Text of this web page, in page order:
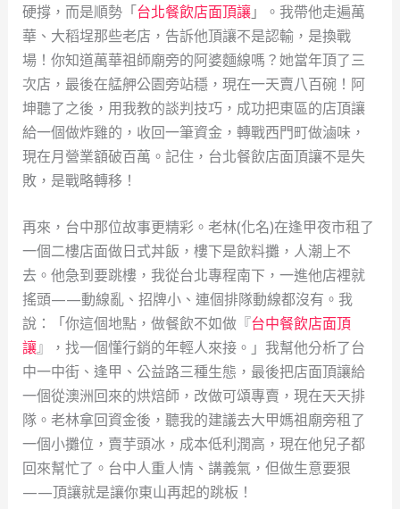
硬撐，而是順勢「台北餐飲店面頂讓」。我帶他走遍萬
華、大稻埕那些老店，告訴他頂讓不是認輸，是換戰
場！你知道萬華祖師廟旁的阿婆麵線嗎？她當年頂了三
次店，最後在艋舺公園旁站穩，現在一天賣八百碗！阿
坤聽了之後，用我教的談判技巧，成功把東區的店頂讓
給一個做炸雞的，收回一筆資金，轉戰西門町做滷味，
現在月營業額破百萬。記住，台北餐飲店面頂讓不是失
敗，是戰略轉移！
再來，台中那位故事更精彩。老林(化名)在逢甲夜市租了
一個二樓店面做日式丼飯，樓下是飲料攤，人潮上不
去。他急到要跳樓，我從台北專程南下，一進他店裡就
搖頭——動線亂、招牌小、連個排隊動線都沒有。我
說：「你這個地點，做餐飲不如做『台中餐飲店面頂
讓』，找一個懂行銷的年輕人來接。」我幫他分析了台
中一中街、逢甲、公益路三種生態，最後把店面頂讓給
一個從澳洲回來的烘焙師，改做可頌專賣，現在天天排
隊。老林拿回資金後，聽我的建議去大甲媽祖廟旁租了
一個小攤位，賣芋頭冰，成本低利潤高，現在他兒子都
回來幫忙了。台中人重人情、講義氣，但做生意要狠
——頂讓就是讓你東山再起的跳板！